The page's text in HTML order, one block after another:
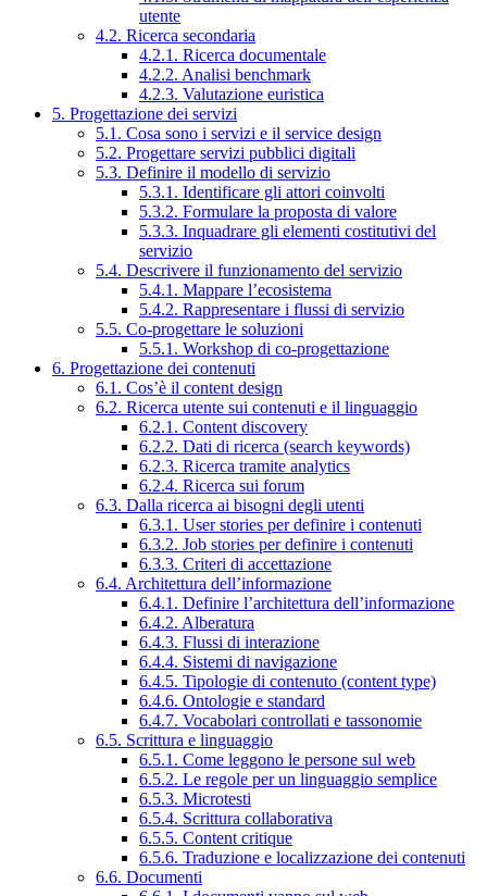
utente
4.2. Ricerca secondaria
4.2.1. Ricerca documentale
4.2.2. Analisi benchmark
4.2.3. Valutazione euristica
5. Progettazione dei servizi
5.1. Cosa sono i servizi e il service design
5.2. Progettare servizi pubblici digitali
5.3. Definire il modello di servizio
5.3.1. Identificare gli attori coinvolti
5.3.2. Formulare la proposta di valore
5.3.3. Inquadrare gli elementi costitutivi del
servizio
5.4. Descrivere il funzionamento del servizio
5.4.1. Mappare l’ecosistema
5.4.2. Rappresentare i flussi di servizio
5.5. Co-progettare le soluzioni
5.5.1. Workshop di co-progettazione
6. Progettazione dei contenuti
6.1. Cos’è il content design
6.2. Ricerca utente sui contenuti e il linguaggio
6.2.1. Content discovery
6.2.2. Dati di ricerca (search keywords)
6.2.3. Ricerca tramite analytics
6.2.4. Ricerca sui forum
6.3. Dalla ricerca ai bisogni degli utenti
6.3.1. User stories per definire i contenuti
6.3.2. Job stories per definire i contenuti
6.3.3. Criteri di accettazione
6.4. Architettura dell’informazione
6.4.1. Definire l’architettura dell’informazione
6.4.2. Alberatura
6.4.3. Flussi di interazione
6.4.4. Sistemi di navigazione
6.4.5. Tipologie di contenuto (content type)
6.4.6. Ontologie e standard
6.4.7. Vocabolari controllati e tassonomie
6.5. Scrittura e linguaggio
6.5.1. Come leggono le persone sul web
6.5.2. Le regole per un linguaggio semplice
6.5.3. Microtesti
6.5.4. Scrittura collaborativa
6.5.5. Content critique
6.5.6. Traduzione e localizzazione dei contenuti
6.6. Documenti